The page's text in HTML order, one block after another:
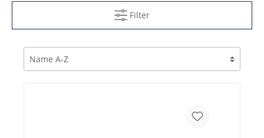
Filter